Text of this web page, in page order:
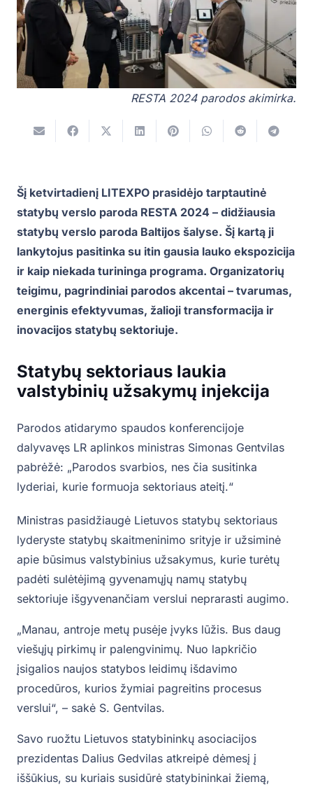
RESTA 2024 parodos akimirka.
Šį ketvirtadienį LITEXPO prasidėjo tarptautinė
statybų verslo paroda RESTA 2024 – didžiausia
statybų verslo paroda Baltijos šalyse. Šį kartą ji
lankytojus pasitinka su itin gausia lauko ekspozicija
ir kaip niekada turininga programa. Organizatorių
teigimu, pagrindiniai parodos akcentai – tvarumas,
energinis efektyvumas, žalioji transformacija ir
inovacijos statybų sektoriuje.
Statybų sektoriaus laukia
valstybinių užsakymų injekcija
Parodos atidarymo spaudos konferencijoje
dalyvavęs LR aplinkos ministras Simonas Gentvilas
pabrėžė: „Parodos svarbios, nes čia susitinka
lyderiai, kurie formuoja sektoriaus ateitį.“
Ministras pasidžiaugė Lietuvos statybų sektoriaus
lyderyste statybų skaitmeninimo srityje ir užsiminė
apie būsimus valstybinius užsakymus, kurie turėtų
padėti sulėtėjimą gyvenamųjų namų statybų
sektoriuje išgyvenančiam verslui neprarasti augimo.
„Manau, antroje metų pusėje įvyks lūžis. Bus daug
viešųjų pirkimų ir palengvinimų. Nuo lapkričio
įsigalios naujos statybos leidimų išdavimo
procedūros, kurios žymiai pagreitins procesus
verslui“, – sakė S. Gentvilas.
Savo ruožtu Lietuvos statybininkų asociacijos
prezidentas Dalius Gedvilas atkreipė dėmesį į
iššūkius, su kuriais susidūrė statybininkai žiemą,